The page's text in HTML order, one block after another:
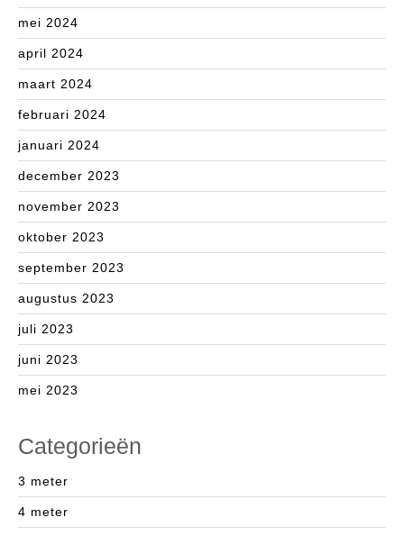
mei 2024
april 2024
maart 2024
februari 2024
januari 2024
december 2023
november 2023
oktober 2023
september 2023
augustus 2023
juli 2023
juni 2023
mei 2023
Categorieën
3 meter
4 meter